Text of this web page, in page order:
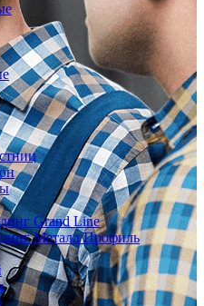
Grand Line
Металл Профиль